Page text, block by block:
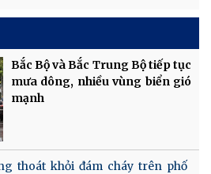
Bắc Bộ và Bắc Trung Bộ tiếp tục
mưa dông, nhiều vùng biển gió
mạnh
thoát khỏi đám cháy trên phố